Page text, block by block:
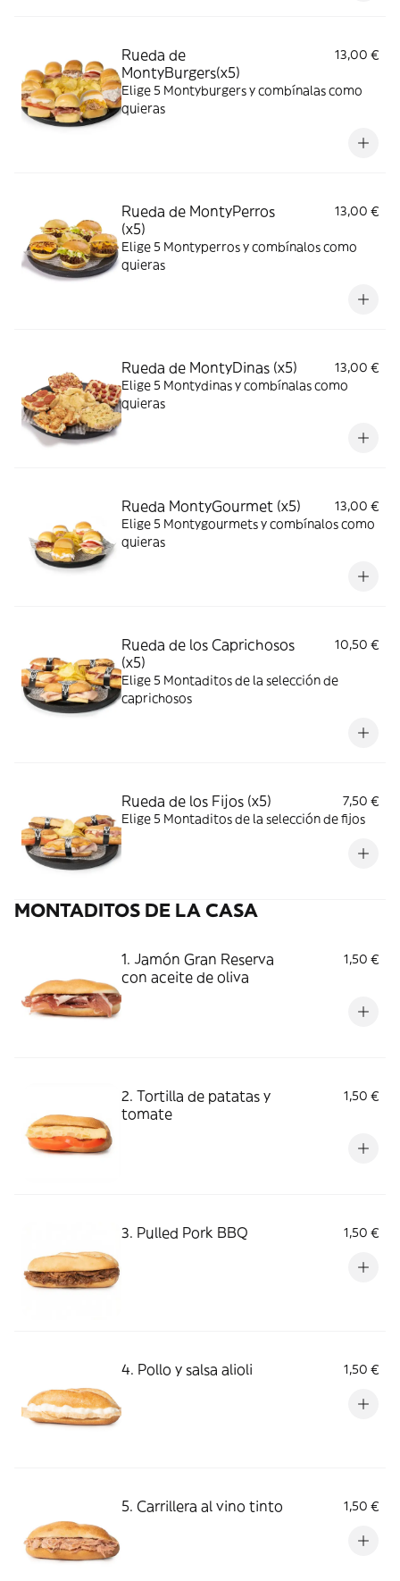
Rueda de
MontyBurgers(x5)
13,00 €
Elige 5 Montyburgers y combínalas como
quieras
Rueda de MontyPerros
(x5)
13,00 €
Elige 5 Montyperros y combínalos como
quieras
Rueda de MontyDinas (x5)
13,00 €
Elige 5 Montydinas y combínalas como
quieras
Rueda MontyGourmet (x5)
13,00 €
Elige 5 Montygourmets y combínalos como
quieras
Rueda de los Caprichosos
(x5)
10,50 €
Elige 5 Montaditos de la selección de
caprichosos
Rueda de los Fijos (x5)
7,50 €
Elige 5 Montaditos de la selección de fijos
MONTADITOS DE LA CASA
1. Jamón Gran Reserva
con aceite de oliva
1,50 €
2. Tortilla de patatas y
tomate
1,50 €
3. Pulled Pork BBQ 1,50 €
4. Pollo y salsa alioli 1,50 €
5. Carrillera al vino tinto 1,50 €